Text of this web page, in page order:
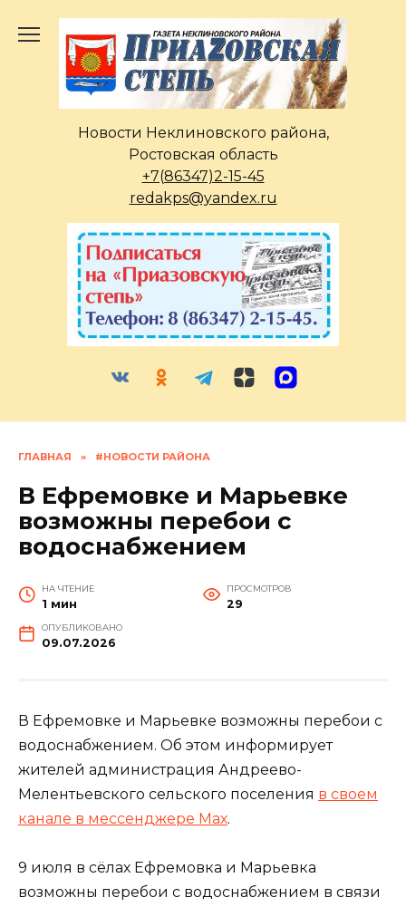
содержанию
Новости Неклиновского района,
Ростовская область
+7(86347)2-15-45
redakps@yandex.ru
ГЛАВНАЯ » #НОВОСТИ РАЙОНА
В Ефремовке и Марьевке
возможны перебои с
водоснабжением
НА ЧТЕНИЕ
1 мин
ПРОСМОТРОВ
29
ОПУБЛИКОВАНО
09.07.2026
В Ефремовке и Марьевке возможны перебои с
водоснабжением. Об этом информирует
жителей администрация Андреево-
Мелентьевского сельского поселения в своем
канале в мессенджере Мах.
9 июля в сёлах Ефремовка и Марьевка
возможны перебои с водоснабжением в связи